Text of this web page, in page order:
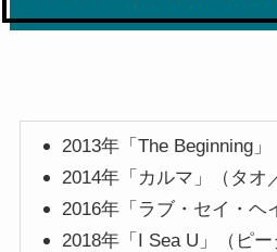
2013年「The Beginning」
2014年「カルマ」（タオ
2016年「ラブ・セイ・ヘ
2018年「I Sea U」（ピー